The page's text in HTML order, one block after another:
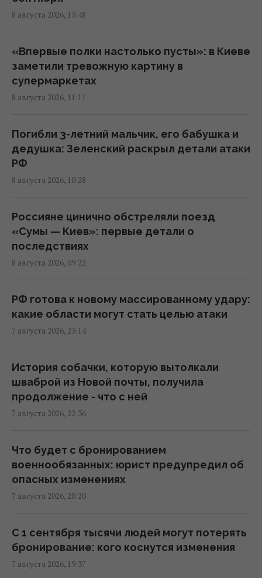
В июле Украина сбила 87% ударных дронов
05:31 суббота, 08 августа 2026
Зеленский отреагировал на принятие
Сенатом США законопроекта о санкциях
23:53 пятница, 07 августа 2026
В результате атаки РФ был уничтожен
крупнейший склад средств
21:32 пятница, 07 августа 2026
Суд продлил содержание под стражей
Коломойского, защита заявила о
20:39 пятница, 07 августа 2026
РФ поставила антидроновые сети на свои
километров от Украины
20:35 пятница, 07 августа 2026
Киев будет значительно лучше
и возможностей ПВО никто не отменял, -
Пантелеев
20:01 пятница, 07 августа 2026
первого официального визита
19:52 пятница, 07 августа 2026
8 августа 2026, 13:48
«Впервые полки настолько пусты»: в Киеве
заметили тревожную картину в
супермаркетах
8 августа 2026, 11:11
Погибли 3-летний мальчик, его бабушка и
дедушка: Зеленский раскрыл детали атаки
РФ
8 августа 2026, 10:28
Россияне цинично обстреляли поезд
«Сумы — Киев»: первые детали о
последствиях
8 августа 2026, 09:22
РФ готова к новому массированному удару:
какие области могут стать целью атаки
7 августа 2026, 23:14
История собачки, которую вытолкали
шваброй из Новой почты, получила
продолжение - что с ней
7 августа 2026, 22:36
Что будет с бронированием
военнообязанных: юрист предупредил об
опасных изменениях
7 августа 2026, 20:20
С 1 сентября тысячи людей могут потерять
бронирование: кого коснутся изменения
7 августа 2026, 19:37